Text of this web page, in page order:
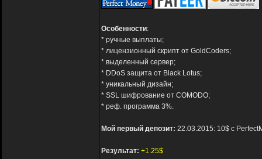
Особенности:
* ручные выплаты;
* лицензионный скрипт от GoldCoders;
* выделенный сервер;
* DDoS защита от Black Lotus;
* уникальный дизайн;
* SSL шифрование от COMODO;
* реф. программа 3%.
Мой первый депозит: 22.03.2015: 10$ с
Результат: +1.25$